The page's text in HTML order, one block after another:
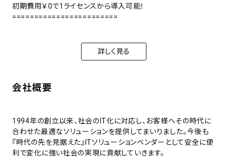
初期費用￥0で1ライセンスから導入可能！
========================
詳しく見る
会社概要
1994年の創立以来、社会のIT化に対応し、お客様へその時代に
合わせた最適なソリューションを提供してまいりました。今後も
『時代の先を見据えた』ITソリューションベンダーとして安全に便
利で変化に強い社会の実現に貢献していきます。